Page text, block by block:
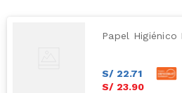
Papel Higiénico
S/ 22.71
S/ 23.90